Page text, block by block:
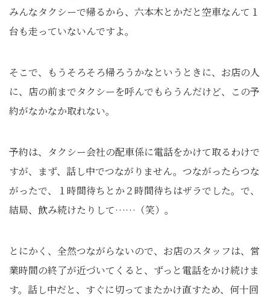
みんなタクシーで帰るから、六本木とかだと空車なんて１
台も走っていないんですよ。
そこで、もうそろそろ帰ろうかなというときに、お店の人
に、店の前までタクシーを呼んでもらうんだけど、この予
約がなかなか取れない。
予約は、タクシー会社の配車係に電話をかけて取るわけで
すが、まず、話し中でつながりません。つながったらつな
がったで、１時間待ちとか２時間待ちはザラでした。で、
結局、飲み続けたりして……（笑）。
とにかく、全然つながらないので、お店のスタッフは、営
業時間の終了が近づいてくると、ずっと電話をかけ続けま
す。話し中だと、すぐに切ってまたかけ直すため、何十回